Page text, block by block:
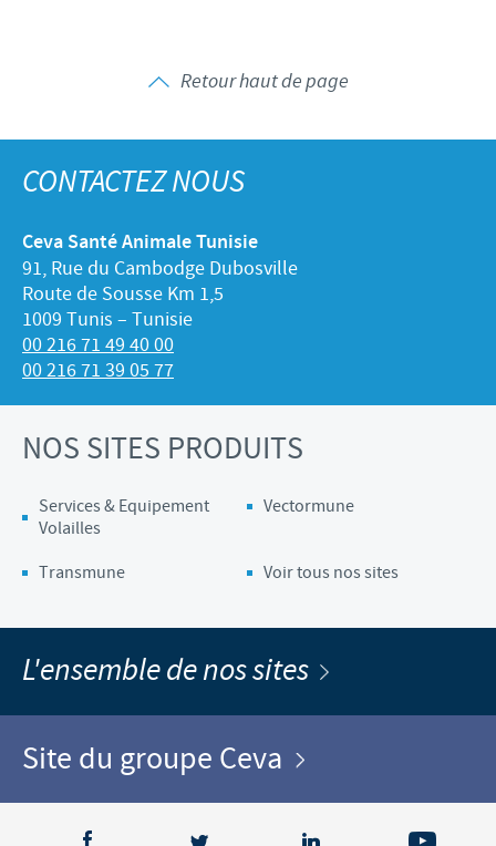
Retour haut de page
CONTACTEZ NOUS
Ceva Santé Animale Tunisie
91, Rue du Cambodge Dubosville
Route de Sousse Km 1,5
1009 Tunis – Tunisie
00 216 71 49 40 00
00 216 71 39 05 77
NOS SITES PRODUITS
Services & Equipement
Volailles
Vectormune
Transmune Voir tous nos sites
L'ensemble de nos sites
Site du groupe Ceva